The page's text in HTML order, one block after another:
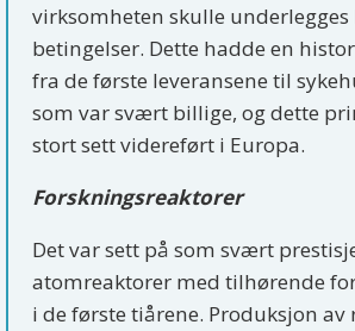
virksomheten skulle
betingelser. Dette hadde en
fra de første leveransene til
som var svært billige, og dette
stort sett videreført i Europa.
Forskningsreaktorer
Det var sett på som svært
atomreaktorer med tilhørende
i de første tiårene. Produksjon